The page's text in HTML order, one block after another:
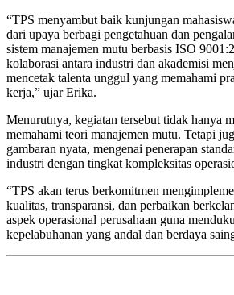
“TPS menyambut baik kunjungan
dari upaya berbagi pengetahuan dan
sistem manajemen mutu berbasis ISO
kolaborasi antara industri dan akademisi
mencetak talenta unggul yang memahami
kerja,” ujar Erika.
Menurutnya, kegiatan tersebut tidak hanya
memahami teori manajemen mutu. Tetapi
gambaran nyata, mengenai penerapan
industri dengan tingkat kompleksitas
“TPS akan terus berkomitmen
kualitas, transparansi, dan perbaikan
aspek operasional perusahaan guna
kepelabuhanan yang andal dan berdaya